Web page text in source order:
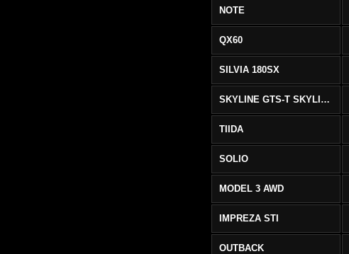
NOTE
QX60
SILVIA 180SX
SKYLINE GTS-T SKYLINE GTS-T
TIIDA
SOLIO
MODEL 3 AWD
IMPREZA STI
OUTBACK